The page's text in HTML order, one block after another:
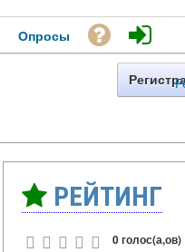
Опросы
РЕЙТИНГ
0 голос(а,ов)